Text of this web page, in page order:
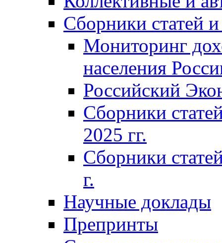
Сборники статей
Мониторинг
населения
Российский
Сборники
2025 гг.
Сборники
г.
Научные доклады
Препринты